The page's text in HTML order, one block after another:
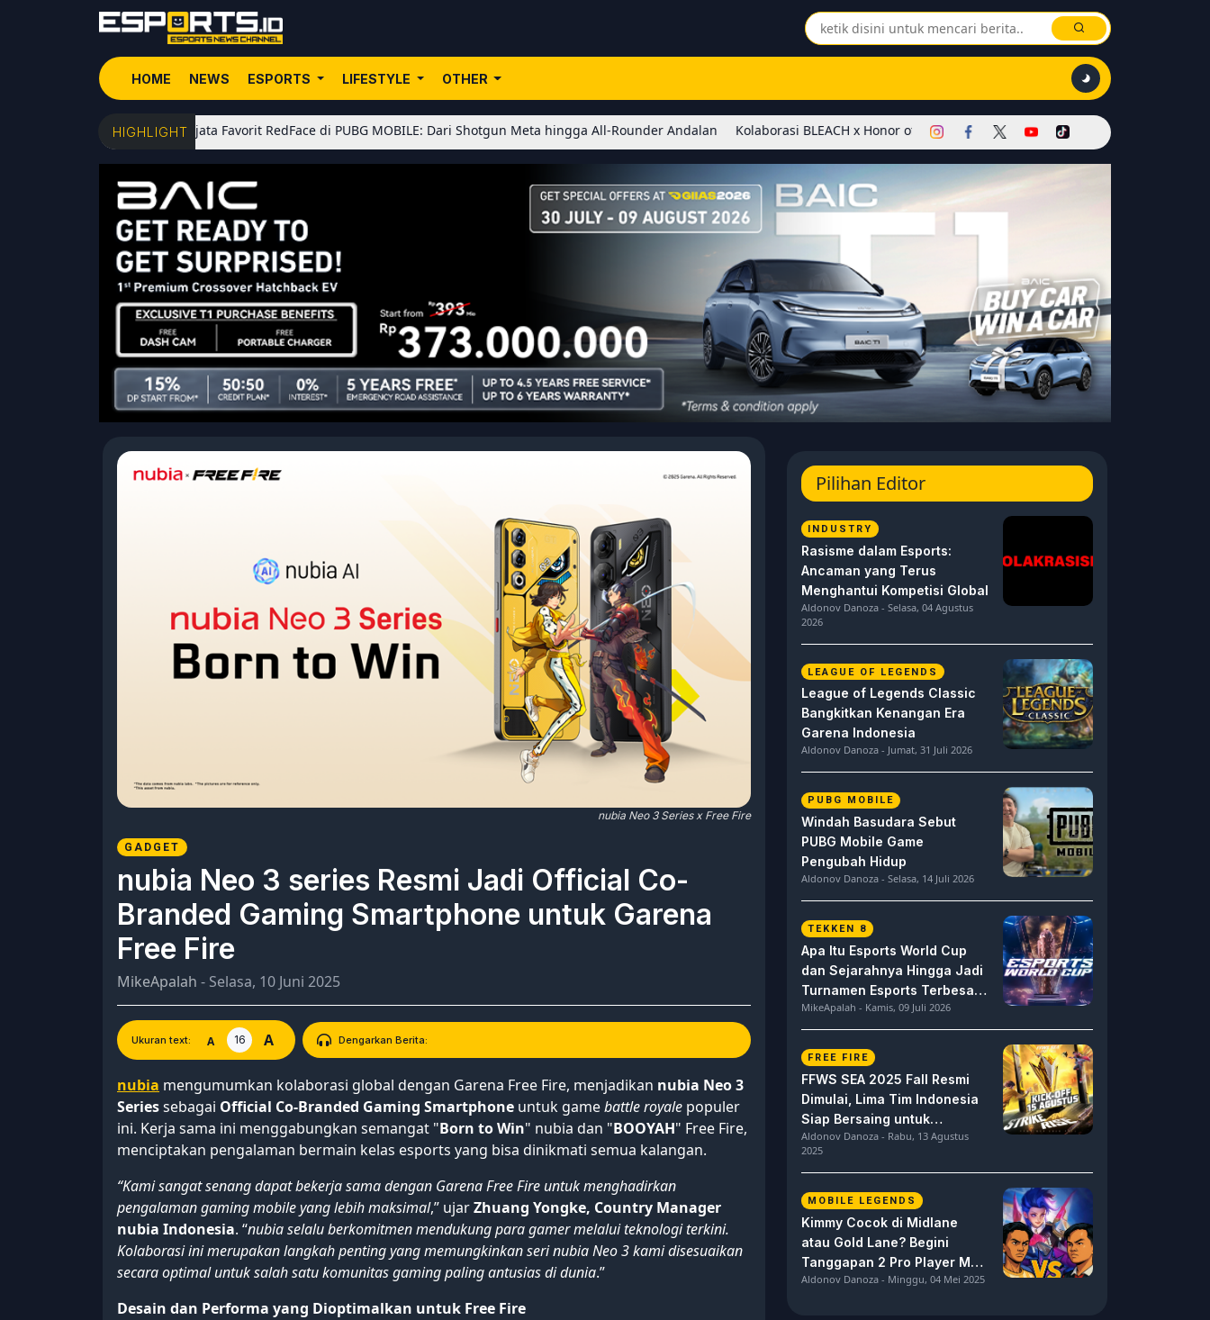
HOME NEWS ESPORTS LIFESTYLE OTHER
HIGHLIGHT
5 Senjata Favorit RedFace di PUBG MOBILE: Dari Shotgun Meta hingga All-Rounder Andalan Kolaborasi BLEACH x Honor of Kings Dimulai! Hadirkan Skin Soul Reaper, Mode Khusus,
nubia Neo 3 Series x Free Fire
GADGET
nubia Neo 3 series Resmi Jadi Official Co-
Branded Gaming Smartphone untuk Garena
Free Fire
MikeApalah - Selasa, 10 Juni 2025
Ukuran text: A 16 A Dengarkan Berita:
nubia mengumumkan kolaborasi global dengan Garena Free Fire, menjadikan nubia Neo 3
Seriessebagai Official Co-Branded Gaming Smartphone untuk gamebattle royale populer
ini. Kerja sama ini menggabungkan semangat "Born to Win" nubia dan "BOOYAH" Free Fire,
menciptakan pengalaman bermain kelas esports yang bisa dinikmati semua kalangan.
“Kami sangat senang dapat bekerja sama dengan Garena Free Fire untuk menghadirkan
pengalaman gaming mobile yang lebih maksimal,” ujarZhuang Yongke, Country Manager
nubia Indonesia. “nubia selalu berkomitmen mendukung para gamer melalui teknologi terkini.
Kolaborasi ini merupakan langkah penting yang memungkinkan seri nubia Neo 3 kami disesuaikan
secara optimal untuk salah satu komunitas gaming paling antusias di dunia.”
Desain dan Performa yang Dioptimalkan untuk Free Fire
Pilihan Editor
INDUSTRY
Rasisme dalam Esports:
Ancaman yang Terus
Menghantui Kompetisi Global
Aldonov Danoza - Selasa, 04 Agustus
2026
LEAGUE OF LEGENDS
League of Legends Classic
Bangkitkan Kenangan Era
Garena Indonesia
Aldonov Danoza - Jumat, 31 Juli 2026
PUBG MOBILE
Windah Basudara Sebut
PUBG Mobile Game
Pengubah Hidup
Aldonov Danoza - Selasa, 14 Juli 2026
TEKKEN 8
Apa Itu Esports World Cup
dan Sejarahnya Hingga Jadi
Turnamen Esports Terbesar
di Dunia
MikeApalah - Kamis, 09 Juli 2026
FREE FIRE
FFWS SEA 2025 Fall Resmi
Dimulai, Lima Tim Indonesia
Siap Bersaing untuk
Dominasi
Aldonov Danoza - Rabu, 13 Agustus
2025
MOBILE LEGENDS
Kimmy Cocok di Midlane
atau Gold Lane? Begini
Tanggapan 2 Pro Player MPL
ID S15 ini
Aldonov Danoza - Minggu, 04 Mei 2025